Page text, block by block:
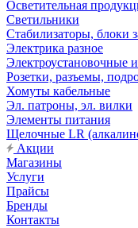
Осветительная
Светильники
Стабилизаторы, блоки
Электрика разное
Электроустановочные
Розетки, разъемы,
Хомуты кабельные
Эл. патроны, эл. вилки
Элементы питания
Щелочные LR
Акции
Магазины
Услуги
Прайсы
Бренды
Контакты